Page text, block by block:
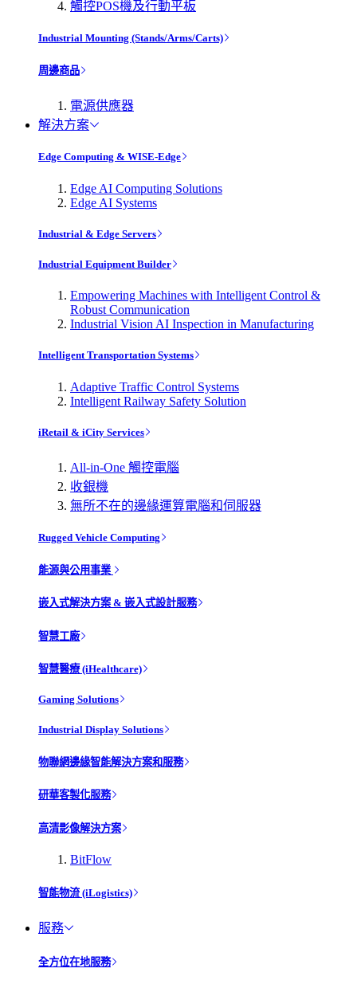
觸控POS機及行動平板
Industrial Mounting (Stands/Arms/Carts)
周邊商品
電源供應器
解決方案
Edge Computing & WISE-Edge
Edge AI Computing Solutions
Edge AI Systems
Industrial & Edge Servers
Industrial Equipment Builder
Empowering Machines with Intelligent Control &
Robust Communication
Industrial Vision AI Inspection in Manufacturing
Intelligent Transportation Systems
Adaptive Traffic Control Systems
Intelligent Railway Safety Solution
iRetail & iCity Services
All-in-One 觸控電腦
收銀機
無所不在的邊緣運算電腦和伺服器
Rugged Vehicle Computing
能源與公用事業
嵌入式解決方案 & 嵌入式設計服務
智慧工廠
智慧醫療 (iHealthcare)
Gaming Solutions
Industrial Display Solutions
物聯網邊緣智能解決方案和服務
研華客製化服務
高清影像解決方案
BitFlow
智能物流 (iLogistics)
服務
全方位在地服務